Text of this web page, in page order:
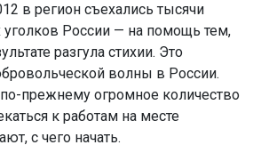
в регион съехались тысячи
уголков России — на помощь тем,
разгула стихии. Это
волны в России.
прежнему огромное количество
к работам на месте
с чего начать.